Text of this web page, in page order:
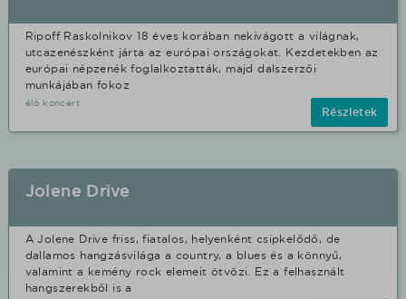
stílusban.
Ripoff Raskolnikov 18 éves korában nekivágott a világnak,
utcazenészként járta az európai országokat. Kezdetekben az
európai népzenék foglalkoztatták, majd dalszerzői
munkájában fokoz
élő koncert
Részletek
Jolene Drive
A Jolene Drive friss, fiatalos, helyenként csipkelődő, de
dallamos hangzásvilága a country, a blues és a könnyű,
valamint a kemény rock elemeit ötvözi. Ez a felhasznált
hangszerekből is a